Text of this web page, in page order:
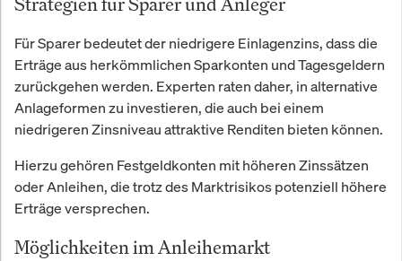
Für Sparer bedeutet der niedrigere Einlagenzins, dass die
Erträge aus herkömmlichen Sparkonten und Tagesgeldern
zurückgehen werden. Experten raten daher, in alternative
Anlageformen zu investieren, die auch bei einem
niedrigeren Zinsniveau attraktive Renditen bieten können.
Hierzu gehören Festgeldkonten mit höheren Zinssätzen
oder Anleihen, die trotz des Marktrisikos potenziell höhere
Erträge versprechen.
Möglichkeiten im Anleihemarkt